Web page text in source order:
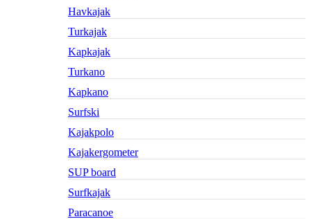
Havkajak
Turkajak
Kapkajak
Turkano
Kapkano
Surfski
Kajakpolo
Kajakergometer
SUP board
Surfkajak
Paracanoe